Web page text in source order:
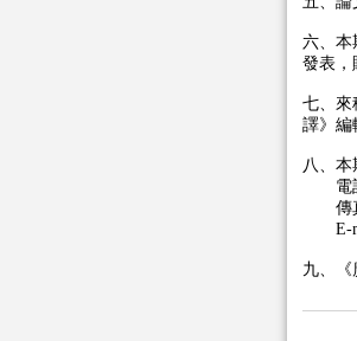
六、本
發表，
七、來
譯》編
八、本
電話
傳真
E-
九、《